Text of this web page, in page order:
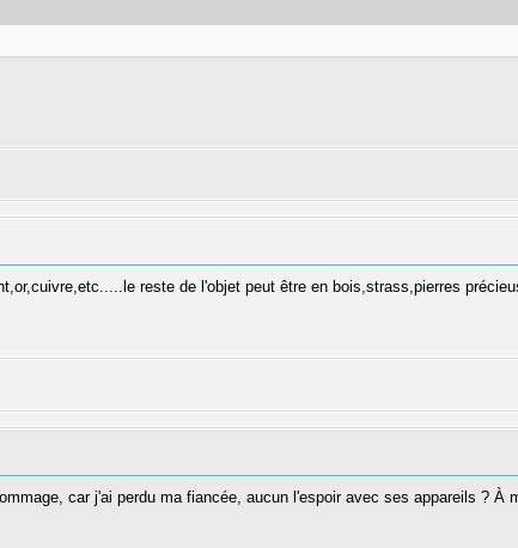
reste de l'objet peut être en bois,strass,pierres
car j'ai perdu ma fiancée, aucun l'espoir avec ses appareils ? À